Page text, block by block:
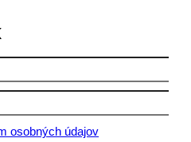
osobných údajov